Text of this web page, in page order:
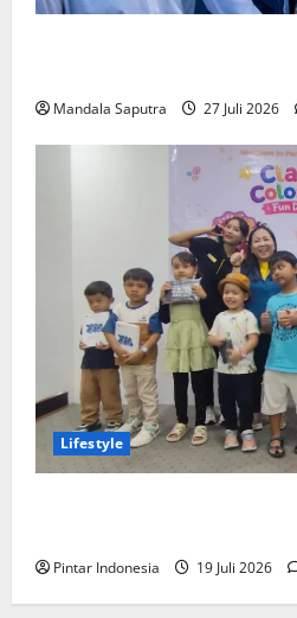
Mandala Saputra 27 Juli 2026
Lifestyle
Pintar Indonesia 19 Juli 2026